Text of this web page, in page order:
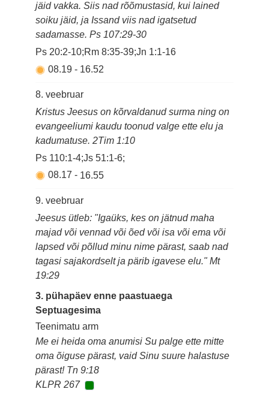
jäid vakka. Siis nad rõõmustasid, kui lained
soiku jäid, ja Issand viis nad igatsetud
sadamasse. Ps 107:29-30
Ps 20:2-10;Rm 8:35-39;Jn 1:1-16
08.19- 16.52
8. veebruar
Kristus Jeesus on kõrvaldanud surma ning on
evangeeliumi kaudu toonud valge ette elu ja
kadumatuse. 2Tim 1:10
Ps 110:1-4;Js 51:1-6;
08.17- 16.55
9. veebruar
Jeesus ütleb: "Igaüks, kes on jätnud maha
majad või vennad või õed või isa või ema või
lapsed või põllud minu nime pärast, saab nad
tagasi sajakordselt ja pärib igavese elu." Mt
19:29
3. pühapäev enne paastuaega
Septuagesima
Teenimatu arm
Me ei heida oma anumisi Su palge ette mitte
oma õiguse pärast, vaid Sinu suure halastuse
pärast! Tn 9:18
KLPR 267